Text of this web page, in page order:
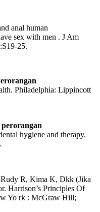
anal human
sex with men . J Am
25.
Philadelphia: Lippincott
hygiene and therapy.
R, Kima K, Dkk (Jika
Harrison’s Principles Of
Yo rk : McGraw Hill;